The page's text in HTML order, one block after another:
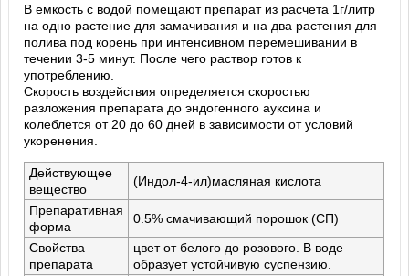
В емкость с водой помещают препарат из расчета 1г/литр
на одно растение для замачивания и на два растения для
полива под корень при интенсивном перемешивании в
течении 3-5 минут. После чего раствор готов к
употреблению.
Скорость воздействия определяется скоростью
разложения препарата до эндогенного ауксина и
колеблется от 20 до 60 дней в зависимости от условий
укоренения.
Действующее
вещество
(Индол-4-ил)масляная кислота
Препаративная
форма
0.5% смачивающий порошок (СП)
Свойства
препарата
цвет от белого до розового. В воде
образует устойчивую суспензию.